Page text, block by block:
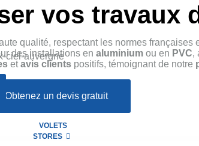
VOLETS
STORES
vos travaux
qualité, respectant les normes françaises
des installations en aluminium ou en PVC,
etavis clients positifs, témoignant de notre
Obtenez un devis gratuit